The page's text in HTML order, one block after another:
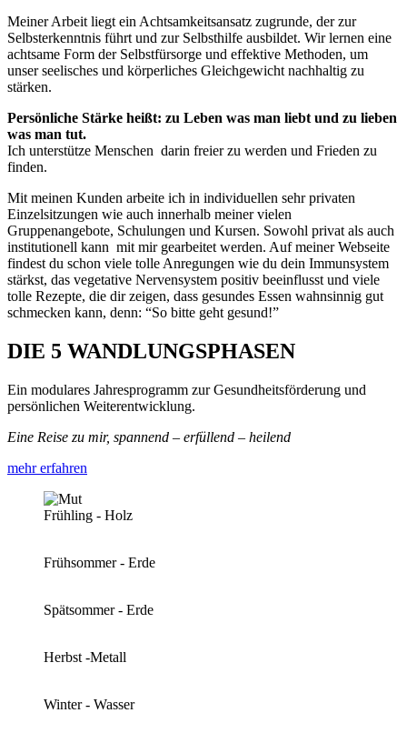
Meiner Arbeit liegt ein Achtsamkeitsansatz zugrunde, der zur
Selbsterkenntnis führt und zur Selbsthilfe ausbildet. Wir lernen eine
achtsame Form der Selbstfürsorge und effektive Methoden, um
unser seelisches und körperliches Gleichgewicht nachhaltig zu
stärken.
Persönliche Stärke heißt: zu Leben was man liebt und zu lieben
was man tut.
Ich unterstütze Menschen darin freier zu werden und Frieden zu
finden.
Mit meinen Kunden arbeite ich in individuellen sehr privaten
Einzelsitzungen wie auch innerhalb meiner vielen
Gruppenangebote, Schulungen und Kursen. Sowohl privat als auch
institutionell kann mit mir gearbeitet werden. Auf meiner Webseite
findest du schon viele tolle Anregungen wie du dein Immunsystem
stärkst, das vegetative Nervensystem positiv beeinflusst und viele
tolle Rezepte, die dir zeigen, dass gesundes Essen wahnsinnig gut
schmecken kann, denn: “So bitte geht gesund!”
DIE 5 WANDLUNGSPHASEN
Ein modulares Jahresprogramm zur Gesundheitsförderung und
persönlichen Weiterentwicklung.
Eine Reise zu mir, spannend – erfüllend – heilend
mehr erfahren
Frühling - Holz
Frühsommer - Erde
Spätsommer - Erde
Herbst -Metall
Winter - Wasser